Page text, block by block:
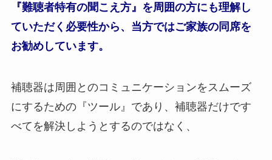
『難聴者特有の聞こえ方』を周囲の方にも理解し
ていただく必要性から、当方ではご家族の同席を
お勧めしています。
補聴器は周囲とのコミュニケーションをスムーズ
にするための『ツール』であり、補聴器だけです
べてを解決しようとするのではなく、